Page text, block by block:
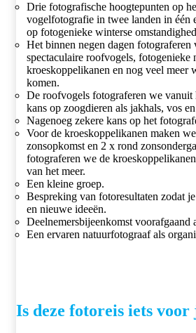
Drie fotografische hoogtepunten op
vogelfotografie in twee landen in één
op fotogenieke winterse
Het binnen negen dagen fotograferen
spectaculaire roofvogels, fotogenieke
kroeskoppelikanen en nog veel meer
komen.
De roofvogels fotograferen we
kans op zoogdieren als jakhals, vos
Nagenoeg zekere kans op het
Voor de kroeskoppelikanen maken
zonsopkomst en 2 x rond
fotograferen we de
van het meer.
Een kleine groep.
Bespreking van fotoresultaten zodat
en nieuwe ideeën.
Deelnemersbijeenkomst voorafgaand
Een ervaren natuurfotograaf als
Is deze fotoreis iets voor